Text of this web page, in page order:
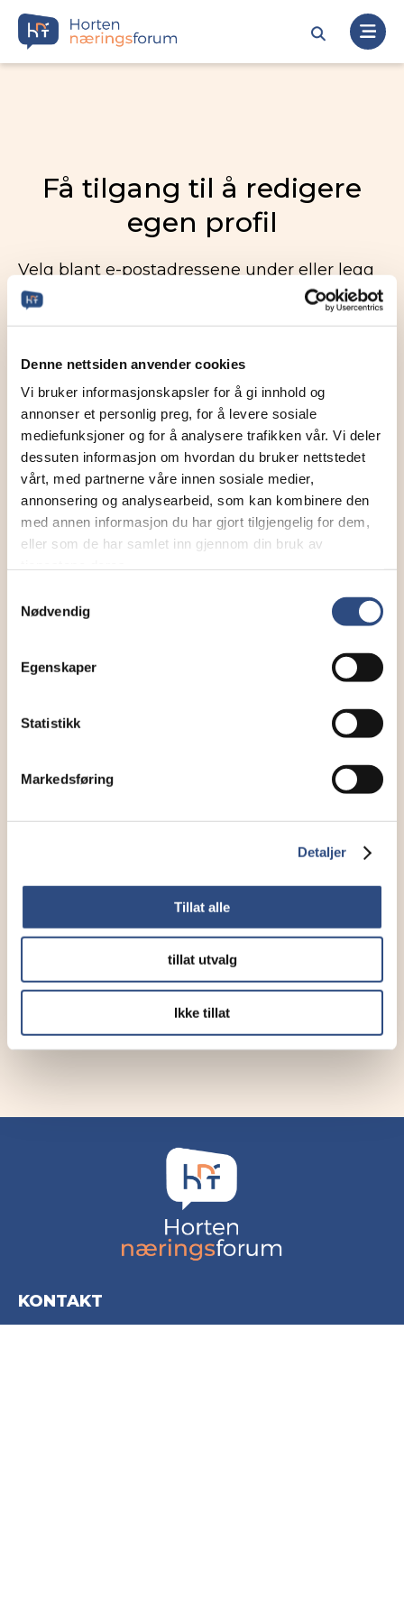
Denne nettsiden anvender cookies
Vi bruker informasjonskapsler for å gi innhold og
annonser et personlig preg, for å levere sosiale
mediefunksjoner og for å analysere trafikken vår. Vi deler
dessuten informasjon om hvordan du bruker nettstedet
vårt, med partnerne våre innen sosiale medier,
annonsering og analysearbeid, som kan kombinere den
med annen informasjon du har gjort tilgjengelig for dem,
eller som de har samlet inn gjennom din bruk av
Nødvendig
Egenskaper
Statistikk
Markedsføring
Detaljer
Tillat alle
tillat utvalg
Ikke tillat
Få tilgang til å redigere
egen profil
Velg blant e-postadressene under eller legg
inn en ny. Vi sender deretter en link til denne
e-postadressen slik at dere kan redigere
Send tilgang til
Annen - Skriv inn e-postadresse selv
SEND
KONTAKT